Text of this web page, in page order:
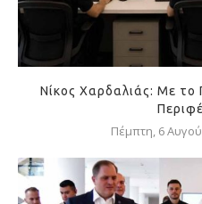
Νίκος Χαρδαλιάς: Με
Πέμπτη, 6